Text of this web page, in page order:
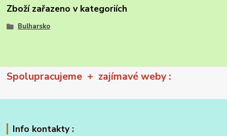
Zboží zařazeno v kategoriích
Bulharsko
Spolupracujeme + zajímavé weby :
Info kontakty :